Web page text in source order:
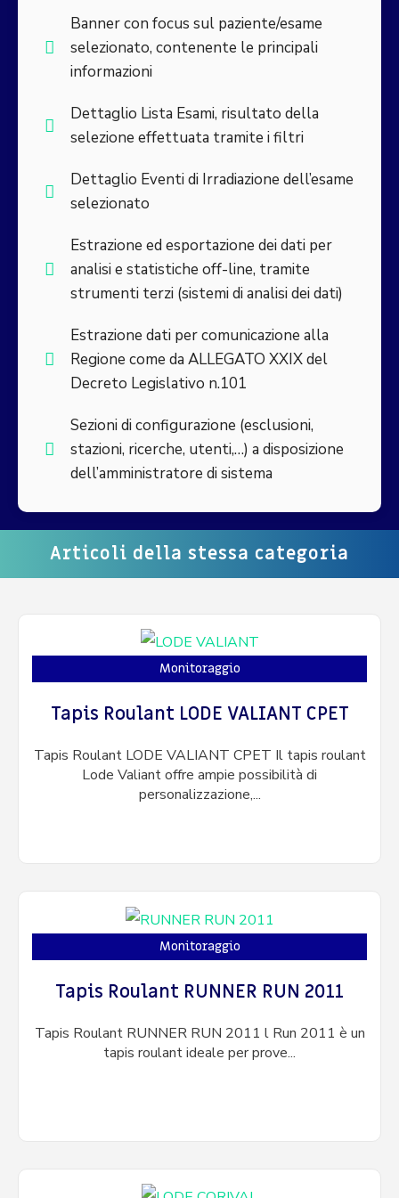
Banner con focus sul paziente/esame
selezionato, contenente le principali
informazioni
Dettaglio Lista Esami, risultato della
selezione effettuata tramite i filtri
Dettaglio Eventi di Irradiazione dell’esame
selezionato
Estrazione ed esportazione dei dati per
analisi e statistiche off-line, tramite
strumenti terzi (sistemi di analisi dei dati)
Estrazione dati per comunicazione alla
Regione come da ALLEGATO XXIX del
Decreto Legislativo n.101
Sezioni di configurazione (esclusioni,
stazioni, ricerche, utenti,…) a disposizione
dell’amministratore di sistema
Articoli della stessa categoria
Monitoraggio
Tapis Roulant LODE VALIANT CPET
Tapis Roulant LODE VALIANT CPET Il tapis roulant
Lode Valiant offre ampie possibilità di
personalizzazione,...
Monitoraggio
Tapis Roulant RUNNER RUN 2011
Tapis Roulant RUNNER RUN 2011 l Run 2011 è un
tapis roulant ideale per prove...